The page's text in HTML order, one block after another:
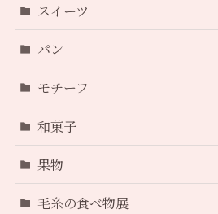
スイーツ
パン
モチーフ
和菓子
果物
毛糸の食べ物展